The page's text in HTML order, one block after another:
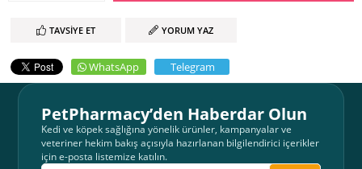
TAVSIYE ET YORUM YAZ
WhatsApp Telegram
PetPharmacy’den Haberdar Olun
Kedi ve köpek sağlığına yönelik ürünler, kampanyalar ve
veteriner hekim bakış açısıyla hazırlanan bilgilendirici içerikler
için e-posta listemize katılın.